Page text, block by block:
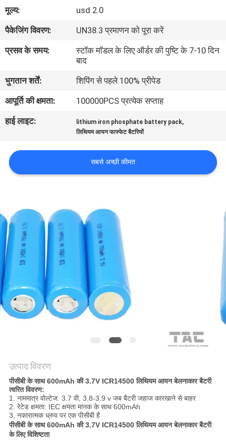
भ्रमण
गुणवत्ता
संपर्क
करें
समाचार
एक
उद्धरण
की
विनती
करे
साइटमैप
POLICY
मूल्य:
usd 2.0
पैकेजिंग विवरण:
UN38.3 प्रमाणन को पूरा करें
प्रसव के समय:
स्टॉक मॉडल के लिए ऑर्डर की पुष्टि के 7-10 दिन
बाद
भुगतान शर्तें:
शिपिंग से पहले 100% प्रीपेड
आपूर्ति की क्षमता:
100000PCS प्रत्येक सप्ताह
हाई लाइट:
lithium iron phosphate battery pack,
लिथियम आयन फास्फेट बैटरियों
सबसे अच्छी कीमत
उत्पाद विवरण
पीसीबी के साथ 600mAh की 3.7V ICR14500 लिथियम आयन बेलनाकार बैटरी
त्वरित विवरण:
1. नाममात्र वोल्टेज: 3.7 वी, 3.8-3.9 v जब बैटरी जहाज कारखाने से बाहर
2. रेटेड क्षमता: IEC क्षमता मानक के साथ 600mAh
3, नकारात्मक ध्रुव पर एक पीसीबी है
पीसीबी के साथ 600mAh की 3.7V ICR14500 लिथियम आयन बेलनाकार बैटरी
के लिए विशिष्टता